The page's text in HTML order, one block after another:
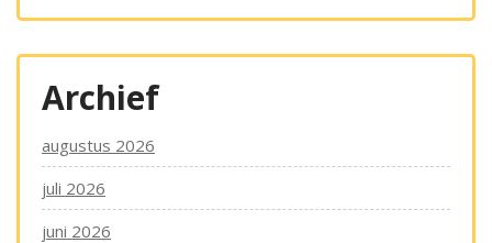
Archief
augustus 2026
juli 2026
juni 2026